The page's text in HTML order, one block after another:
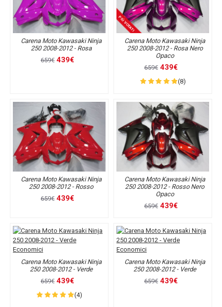
Carena Moto Kawasaki Ninja
250 2008-2012 - Rosa
659€ 439€
PIÙ VOTATI
Carena Moto Kawasaki Ninja
250 2008-2012 - Rosa Nero
Opaco
659€ 439€
(8)
Carena Moto Kawasaki Ninja
250 2008-2012 - Rosso
659€ 439€
Carena Moto Kawasaki Ninja
250 2008-2012 - Rosso Nero
Opaco
659€ 439€
Carena Moto Kawasaki Ninja
250 2008-2012 - Verde
659€ 439€
(4)
Carena Moto Kawasaki Ninja
250 2008-2012 - Verde
659€ 439€